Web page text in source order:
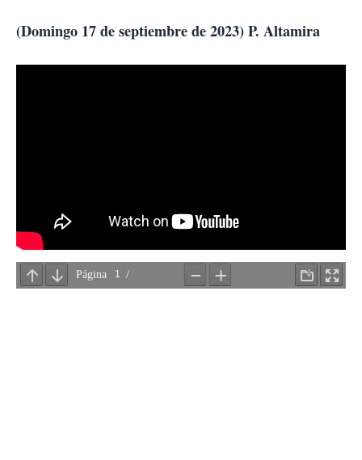
(Domingo 17 de septiembre de 2023) P. Altamira